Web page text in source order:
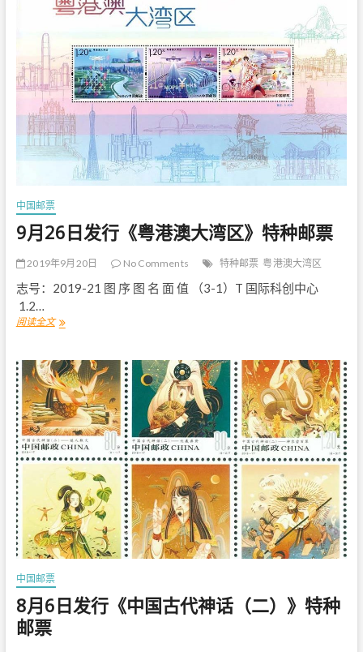
日
二
十
四
节
气
（
四
种
邮
票
中国邮票
9月26日发行《粤港澳大湾区》特种邮票
2019年9月20日 No Comments 特种邮票 粤港澳大湾区
志号：2019-21 图 序 图 名 面 值 （3-1）T 国际科创中心
1.2…
阅读全文9
6
日
发
行
《
粤
港
澳
大
湾
区
》
特
种
票
中国邮票
8月6日发行《中国古代神话（二）》特种
邮票